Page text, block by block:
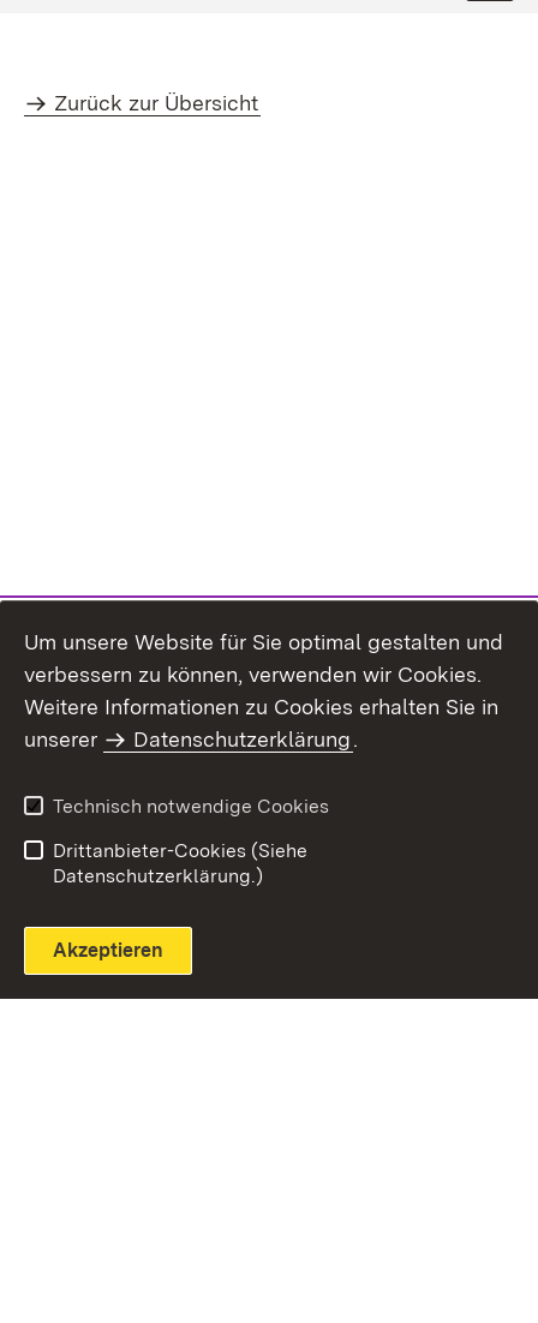
Zurück zur Übersicht
Themenübersicht
Um unsere Website für Sie optimal gestalten und
verbessern zu können, verwenden wir Cookies.
Weitere Informationen zu Cookies erhalten Sie in
unserer
Datenschutzerklärung.
Technisch notwendige Cookies
Drittanbieter-Cookies (Siehe
Datenschutzerklärung.)
Akzeptieren